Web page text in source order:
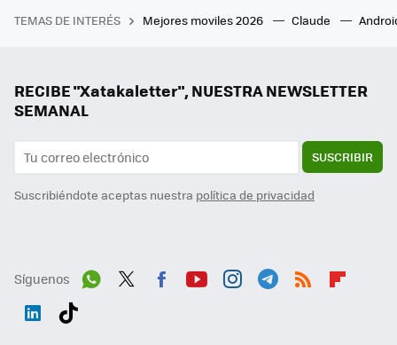
TEMAS DE INTERÉS Mejores moviles 2026 Claude
RECIBE "Xatakaletter", NUESTRA NEWSLETTER
SEMANAL
SUSCRIBIR
Suscribiéndote aceptas nuestra política de privacidad
Síguenos